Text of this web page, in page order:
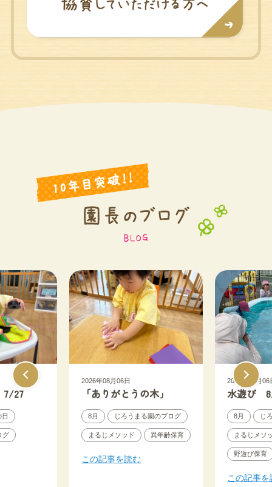
7/27
グ
2026年08月06日
「ありがとうの木」
8月 じろうまる園のブログ
まるじメソッド 異年齢保育
この記事を読む
2026年08月06
水遊び
8月 じ
まるじメソ
野遊び保育
この記事を